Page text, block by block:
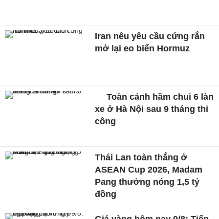
Iran nêu yêu cầu cứng rắn
mở lại eo biển Hormuz
Toàn cảnh hầm chui 6 làn
xe ở Hà Nội sau 9 tháng thi
công
Thái Lan toàn thắng ở
ASEAN Cup 2026, Madam
Pang thưởng nóng 1,5 tỷ
đồng